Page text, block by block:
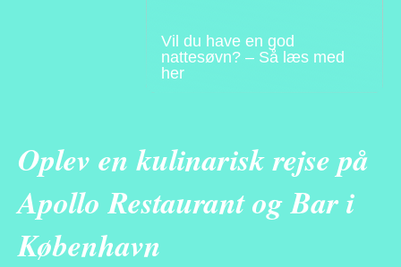
Vil du have en god
nattesøvn? – Så læs med
her
Oplev en kulinarisk rejse på
Apollo Restaurant og Bar i
København